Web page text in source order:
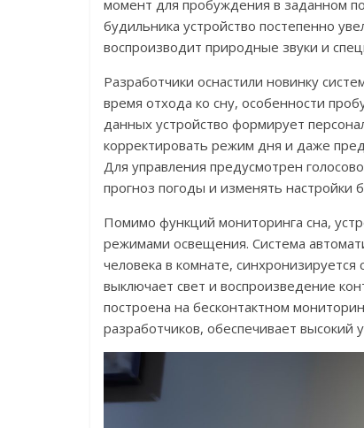
момент для пробуждения в заданном
будильника устройство постепенно
воспроизводит природные звуки и
Разработчики оснастили новинку
время отхода ко сну, особенности
данных устройство формирует
корректировать режим дня и даже
Для управления предусмотрен
прогноз погоды и изменять настройки
Помимо функций мониторинга сна,
режимами освещения. Система
человека в комнате,
выключает свет и воспроизведение
построена на бесконтактном
разработчиков, обеспечивает